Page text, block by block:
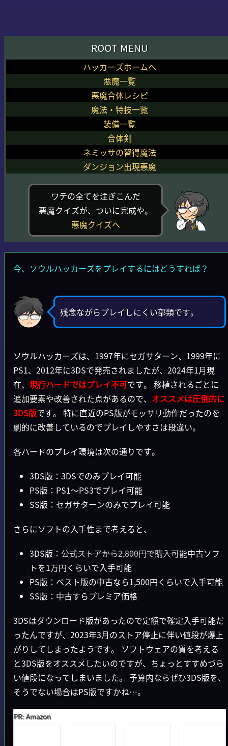
ROOT MENU
ハッカーズホームへ
悪魔一覧
悪魔合体レシピ
魔法・特技一覧
装備一覧
合体剣
ネミッサの習得魔法
ダンジョン出現悪魔
ワテの全てを注ぎこんだ
悪魔クイズが、ついに完成や。
悪魔クイズへ
今、ソウルハッカーズをプレイするにはどうすれば？
残念ながらプレイしにくい部類です。
ソウルハッカーズは、1997年にセガサターン、1999年に
PS1、2012年に3DSで発売されましたが、2024年1月現
在、 現行ハードではプレイ不可です。 移植されるごとに
追加要素や改善された点があるので、 オススメは圧倒的に
3DS版です。 特に直近のPS版がモッサリ動作だったのを
劇的に改善しているのでプレイしやすさは段違い。
各ハードのプレイ環境は次の通りです。
3DS版：3DSでのみプレイ可能
PS版：PS1～PS3でプレイ可能
SS版：セガサターンのみでプレイ可能
さらにソフトの入手性まで考えると、
3DS版： 公式ストアから2,800円で購入可能中古ソフ
トを1万円くらいで入手可能
PS版：ベスト版の中古なら1,500円くらいで入手可能
SS版：中古すらプレミア価格
3DSはダウンロード版があったので定額で確定入手可能だ
ったんですが、2023年3月のストア停止に伴い値段が爆上
がりしてしまったようです。 ソフトウェアの質を考える
と3DS版をオススメしたいのですが、ちょっとすすめづら
い値段になってしまいました。 予算内ならぜひ3DS版を、
そうでない場合はPS版ですかね…。
PR: Amazon